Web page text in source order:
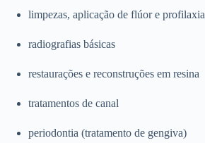
limpezas, aplicação de flúor e profilaxia
radiografias básicas
restaurações e reconstruções em resina
tratamentos de canal
periodontia (tratamento de gengiva)